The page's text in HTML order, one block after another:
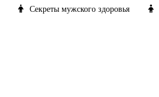
Секреты мужского здоровья